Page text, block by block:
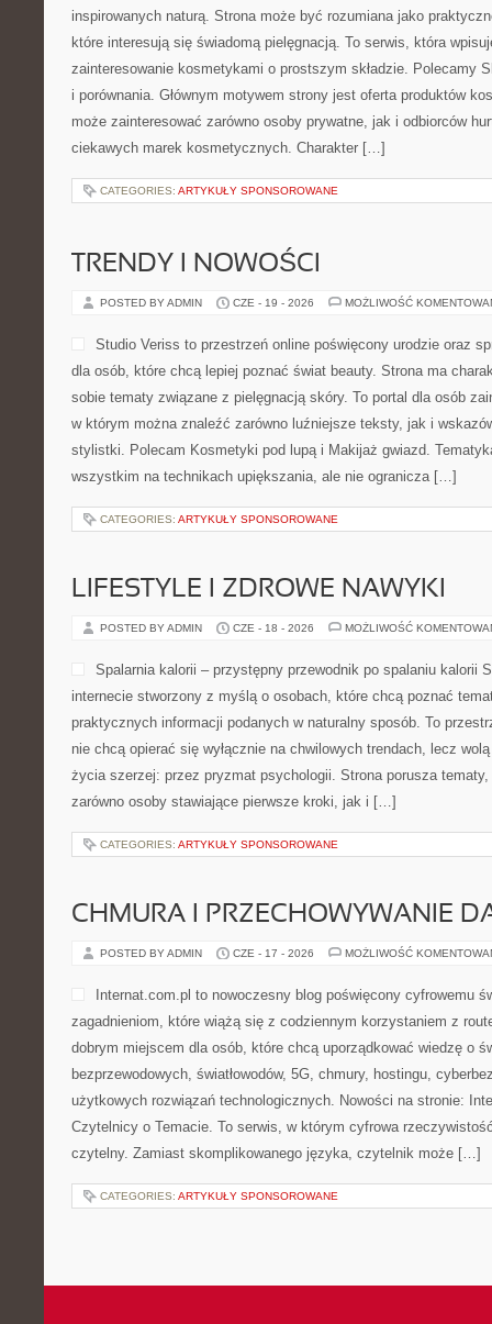
inspirowanych naturą. Strona może być rozumiana jako
które interesują się świadomą pielęgnacją. To serwis, która
zainteresowanie kosmetykami o prostszym składzie. Polecamy
i porównania. Głównym motywem strony jest oferta produktów
może zainteresować zarówno osoby prywatne, jak i odbiorców
ciekawych marek kosmetycznych. Charakter […]
CATEGORIES: ARTYKUŁY SPONSOROWANE
TRENDY I NOWOŚCI
POSTED BY ADMIN CZE - 19 - 2026 MOŻLIWOŚĆ
Studio Veriss to przestrzeń online poświęcony urodzie oraz
dla osób, które chcą lepiej poznać świat beauty. Strona ma
sobie tematy związane z pielęgnacją skóry. To portal dla osób
w którym można znaleźć zarówno luźniejsze teksty, jak i
stylistki. Polecam Kosmetyki pod lupą i Makijaż gwiazd.
wszystkim na technikach upiększania, ale nie ogranicza […]
CATEGORIES: ARTYKUŁY SPONSOROWANE
LIFESTYLE I ZDROWE NAWYKI
POSTED BY ADMIN CZE - 18 - 2026 MOŻLIWOŚĆ
Spalarnia kalorii – przystępny przewodnik po spalaniu kalorii
internecie stworzony z myślą o osobach, które chcą poznać
praktycznych informacji podanych w naturalny sposób. To
nie chcą opierać się wyłącznie na chwilowych trendach, lecz
życia szerzej: przez pryzmat psychologii. Strona porusza
zarówno osoby stawiające pierwsze kroki, jak i […]
CATEGORIES: ARTYKUŁY SPONSOROWANE
CHMURA I PRZECHOWYWANIE
POSTED BY ADMIN CZE - 17 - 2026 MOŻLIWOŚĆ
Internat.com.pl to nowoczesny blog poświęcony cyfrowemu
zagadnieniom, które wiążą się z codziennym korzystaniem z
dobrym miejscem dla osób, które chcą uporządkować wiedzę o
bezprzewodowych, światłowodów, 5G, chmury, hostingu,
użytkowych rozwiązań technologicznych. Nowości na stronie:
Czytelnicy o Temacie. To serwis, w którym cyfrowa
czytelny. Zamiast skomplikowanego języka, czytelnik może […]
CATEGORIES: ARTYKUŁY SPONSOROWANE